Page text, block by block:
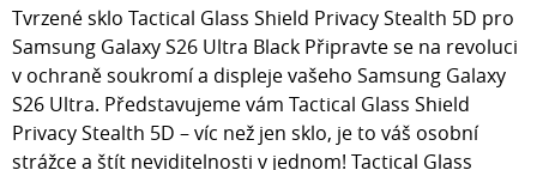
Tvrzené sklo Tactical Glass Shield Privacy Stealth 5D pro
Samsung Galaxy S26 Ultra Black Připravte se na revoluci
v ochraně soukromí a displeje vašeho Samsung Galaxy
S26 Ultra. Představujeme vám Tactical Glass Shield
Privacy Stealth 5D – víc než jen sklo, je to váš osobní
strážce a štít neviditelnosti v jednom! Tactical Glass